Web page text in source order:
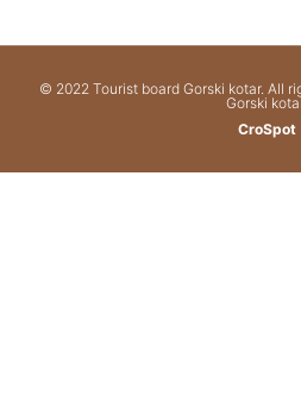
© 2022 Tourist board Gorski kotar. All
Gorski
CroSpot